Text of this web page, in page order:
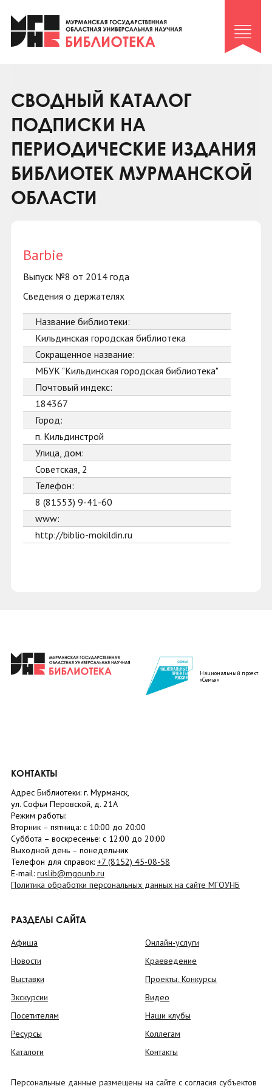
Клуб «Гиря и сельдерей»
Клуб «Семейный архив»
Коллегам
Контакты
СВОДНЫЙ КАТАЛОГ
ПОДПИСКИ НА
ПЕРИОДИЧЕСКИЕ ИЗДАНИЯ
БИБЛИОТЕК МУРМАНСКОЙ
ОБЛАСТИ
Barbie
Выпуск №8 от 2014 года
Сведения о держателях
Название библиотеки:
Кильдинская городская библиотека
Сокращенное название:
МБУК "Кильдинская городская библиотека"
Почтовый индекс:
184367
Город:
п. Кильдинстрой
Улица, дом:
Советская, 2
Телефон:
8 (81553) 9-41-60
www:
http://biblio-mokildin.ru
Национальный проект
«Семья»
КОНТАКТЫ
Адрес Библиотеки: г. Мурманск,
ул. Софьи Перовской, д. 21А
Режим работы:
Вторник – пятница: с 10:00 до 20:00
Суббота – воскресенье: c 12:00 до 20:00
Выходной день – понедельник
Телефон для справок: +7 (8152) 45-08-58
E-mail: ruslib@mgounb.ru
Политика обработки персональных данных на сайте МГОУНБ
РАЗДЕЛЫ САЙТА
Афиша
Новости
Выставки
Экскурсии
Посетителям
Ресурсы
Каталоги
Онлайн-услуги
Краеведение
Проекты. Конкурсы
Видео
Наши клубы
Коллегам
Контакты
Персональные данные размещены на сайте с согласия субъектов